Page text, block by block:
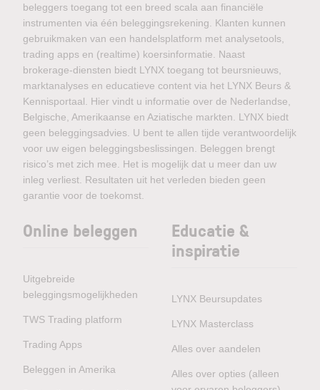
beleggers toegang tot een breed scala aan financiële
instrumenten via één beleggingsrekening. Klanten kunnen
gebruikmaken van een handelsplatform met analysetools,
trading apps en (realtime) koersinformatie. Naast
brokerage-diensten biedt LYNX toegang tot beursnieuws,
marktanalyses en educatieve content via het LYNX Beurs &
Kennisportaal. Hier vindt u informatie over de Nederlandse,
Belgische, Amerikaanse en Aziatische markten. LYNX biedt
geen beleggingsadvies. U bent te allen tijde verantwoordelijk
voor uw eigen beleggingsbeslissingen. Beleggen brengt
risico’s met zich mee. Het is mogelijk dat u meer dan uw
inleg verliest. Resultaten uit het verleden bieden geen
garantie voor de toekomst.
Online beleggen
Uitgebreide
beleggingsmogelijkheden
TWS Trading platform
Trading Apps
Beleggen in Amerika
Educatie &
inspiratie
LYNX Beursupdates
LYNX Masterclass
Alles over aandelen
Alles over opties (alleen